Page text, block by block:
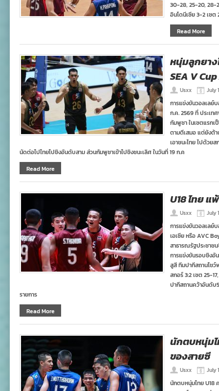
30-28, 25-20, 28-
อินโดนีเซีย 3-2 เซต
Read More
หนุ่มลูกยา
SEA V
Usxx July
การแข่งขันวอลเลย์
ก.ค. 2569 ที่ ประเ
กัมพูชา ในเซตแรก
ตามตีเสมอ แต่ยังต้
เอาชนะไทย ไปด้วย
นัดต่อไปไทยไปชิงอันดับสาม ส่วนกัมพูชาเข้าไปชิงชนะเลิศ ในวันที่ 19 ก.ค
Read More
U18 ไทย
Usxx July
การแข่งขันวอลเลย์
เอเซีย หรือ AVC
สาธารณรัฐประชาช
การแข่งขันรอบชิงอั
สูสี ทีมปากีสถานโชว์
สกอร์ 3:2 เซต 25-
ปากีสถานคว้าอันดับ
รายการ
Read More
นักตบหนุ่ม
ของสายซี
Usxx July
นักตบหนุ่มไทย U18